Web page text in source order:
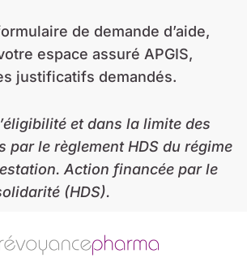
de demande d’aide,
espace assuré APGIS,
justificatifs demandés.
et dans la limite des
par le règlement HDS du régime
Action financée par le
(HDS).